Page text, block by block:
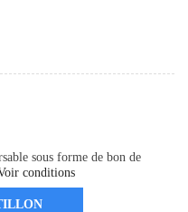
sous forme de bon de
conditions